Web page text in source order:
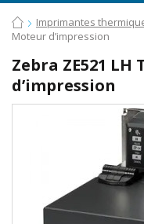
Imprimantes
Moteur d’impression
Zebra ZE521 LH
d’impression